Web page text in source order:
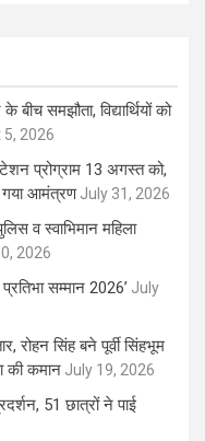
समझौता, विद्यार्थियों को
2026
प्रोग्राम 13 अगस्त को,
गया आमंत्रण July 31, 2026
व स्वाभिमान महिला
2026
प्रतिभा सम्मान 2026’ July
सिंह बने पूर्वी सिंहभूम
की कमान July 19, 2026
51 छात्रों ने पाई